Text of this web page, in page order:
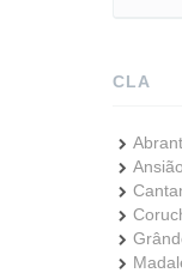
CLA
Ansião